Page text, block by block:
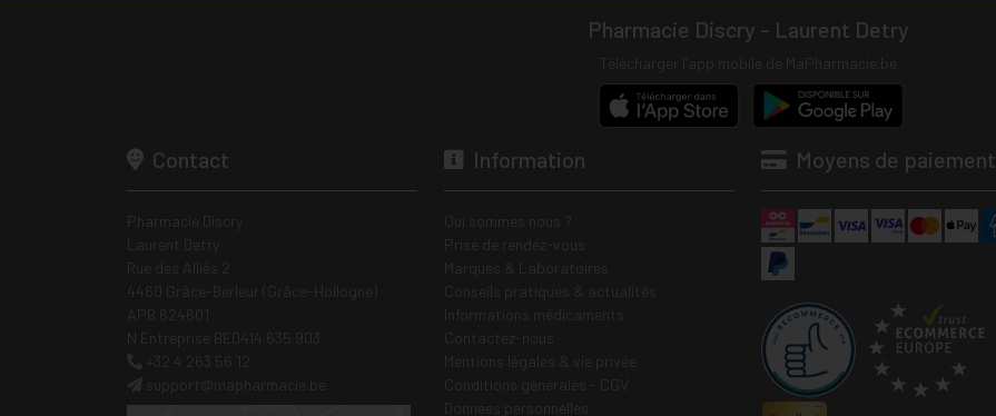
Pharmacie Discry - Laurent Detry
Contact Information Moyens de paiement